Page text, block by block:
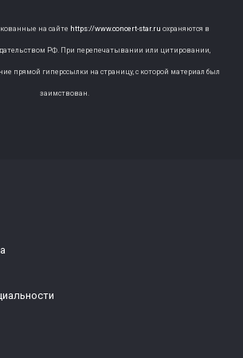
на сайте https://www.concert-star.ru охраняются в
РФ. При перепечатывании или цитировании,
прямой гиперссылки на страницу, с которой материал был
заимствован.